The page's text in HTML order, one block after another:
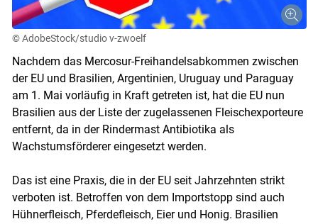
Skip to main content
© AdobeStock/studio v-zwoelf
Nachdem das Mercosur-Freihandelsabkommen zwischen
der EU und Brasilien, Argentinien, Uruguay und Paraguay
am 1. Mai vorläufig in Kraft getreten ist, hat die EU nun
Brasilien aus der Liste der zugelassenen Fleischexporteure
entfernt, da in der Rindermast Antibiotika als
Wachstumsförderer eingesetzt werden.
Das ist eine Praxis, die in der EU seit Jahrzehnten strikt
verboten ist. Betroffen von dem Importstopp sind auch
Hühnerfleisch, Pferdefleisch, Eier und Honig. Brasilien